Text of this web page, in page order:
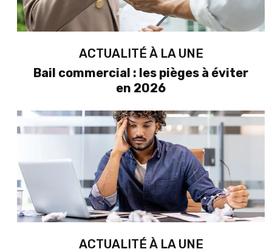
ACTUALITÉ À LA UNE
Bail commercial : les pièges à éviter
en 2026
ACTUALITÉ À LA UNE